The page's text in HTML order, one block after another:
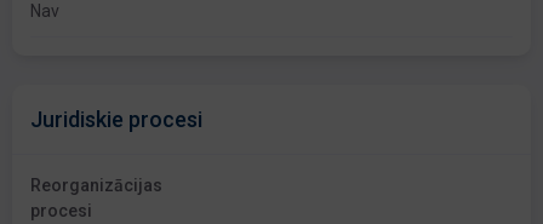
Nav
Juridiskie procesi
Reorganizācijas
procesi